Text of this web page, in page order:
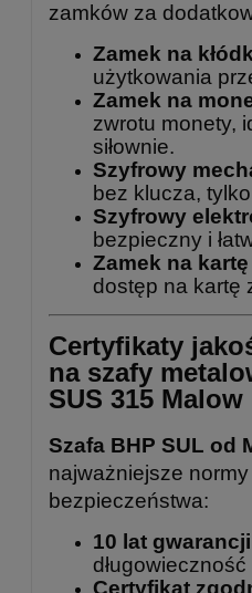
zamków za
Zamek na
użytkowania
Zamek na
zwrotu monety,
siłownie.
Szyfrowy
bez klucza,
Szyfrowy
bezpieczny i
Zamek na kartę
dostęp na kartę
Certyfikaty
na szafy
SUS 315 Malow
Szafa BHP SUL od
najważniejsze
bezpieczeństwa:
10 lat gwarancji
Certyfikat